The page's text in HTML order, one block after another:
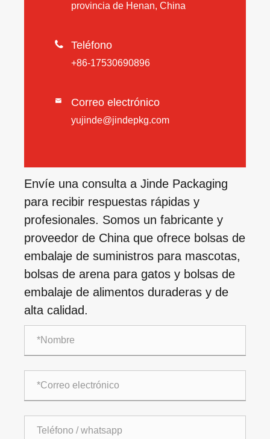
provincia de Henan, China
 Teléfono
+86-17530690896
 Correo electrónico
yujinde@jindepkg.com
Envíe una consulta a Jinde Packaging
para recibir respuestas rápidas y
profesionales. Somos un fabricante y
proveedor de China que ofrece bolsas de
embalaje de suministros para mascotas,
bolsas de arena para gatos y bolsas de
embalaje de alimentos duraderas y de
alta calidad.